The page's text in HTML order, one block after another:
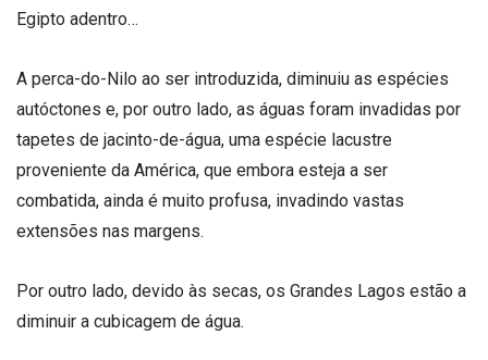
Egipto adentro…
A perca-do-Nilo ao ser introduzida, diminuiu as espécies
autóctones e, por outro lado, as águas foram invadidas por
tapetes de jacinto-de-água, uma espécie lacustre
proveniente da América, que embora esteja a ser
combatida, ainda é muito profusa, invadindo vastas
extensões nas margens.
Por outro lado, devido às secas, os Grandes Lagos estão a
diminuir a cubicagem de água.